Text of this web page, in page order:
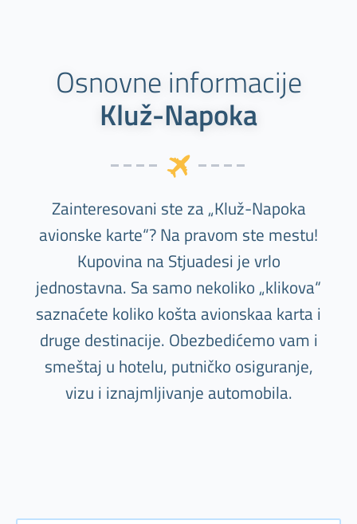
Osnovne informacije
Kluž-Napoka
Zainteresovani ste za „Kluž-Napoka
avionske karte“? Na pravom ste mestu!
Kupovina na Stjuadesi je vrlo
jednostavna. Sa samo nekoliko „klikova“
saznaćete koliko košta avionskaa karta i
druge destinacije. Obezbedićemo vam i
smeštaj u hotelu, putničko osiguranje,
vizu i iznajmljivanje automobila.